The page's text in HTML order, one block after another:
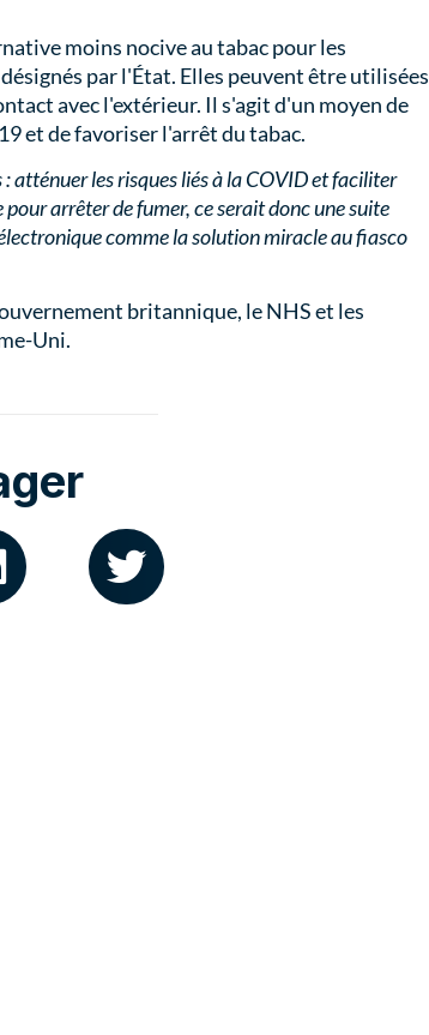
moins nocive au tabac pour les
par l'État. Elles peuvent être utilisées
avec l'extérieur. Il s'agit d'un moyen de
et de favoriser l'arrêt du tabac.
: atténuer les risques liés à la COVID et faciliter
arrêter de fumer, ce serait donc une suite
comme la solution miracle au fiasco
britannique, le NHS et les
Uni.